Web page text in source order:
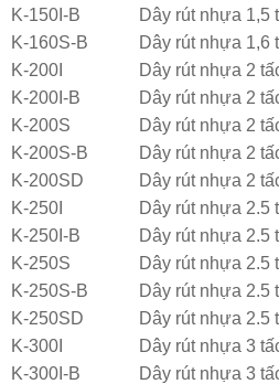
K-150I-B
Dây rút nhựa 1,5
K-160S-B
Dây rút nhựa 1,6
K-200I
Dây rút nhựa 2
K-200I-B
Dây rút nhựa 2
K-200S
Dây rút nhựa 2
K-200S-B
Dây rút nhựa 2
K-200SD
Dây rút nhựa 2
K-250I
Dây rút nhựa 2.5
K-250I-B
Dây rút nhựa 2.5
K-250S
Dây rút nhựa 2.5
K-250S-B
Dây rút nhựa 2.5
K-250SD
Dây rút nhựa 2.5
K-300I
Dây rút nhựa 3
K-300I-B
Dây rút nhựa 3